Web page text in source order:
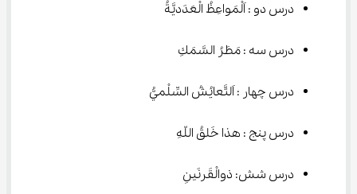
درس دو : اَلْمَواعِظُ الْعَدَديَّةُ
درس سه : مَطَرُ السَّمَكِ
درس چهار : اَلتَّعايُشُ السِّلْميُّ
درس پنج : هذا خَلقُ اللّهِ
درس شش: ذوالْقَرنَينِ